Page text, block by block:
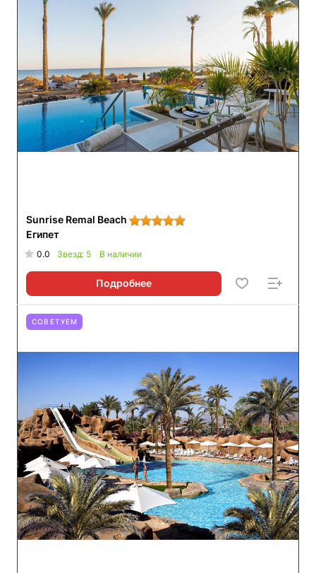
Sunrise Remal Beach
Египет
0.0 Звезд: 5 В наличии
Подробнее
СОВЕТУЕМ